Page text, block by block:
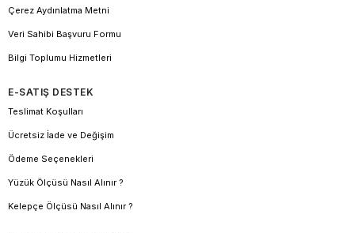
Çerez Aydınlatma Metni
Veri Sahibi Başvuru Formu
Bilgi Toplumu Hizmetleri
E-SATIŞ DESTEK
Teslimat Koşulları
Ücretsiz İade ve Değişim
Ödeme Seçenekleri
Yüzük Ölçüsü Nasıl Alınır ?
Kelepçe Ölçüsü Nasıl Alınır ?